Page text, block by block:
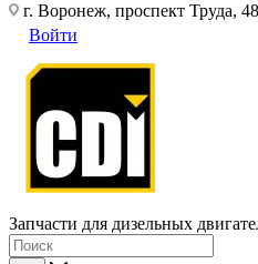
г. Воронеж, проспект Труда,
Войти
Запчасти для дизельных